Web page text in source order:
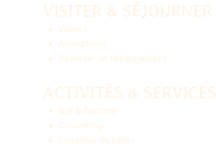
VISITER & SÉJOURNER
Visites
Animations
Réserver un hébergement
ACTIVITÉS & SERVICES
Bar & Épicerie
Coworking
Location de salles